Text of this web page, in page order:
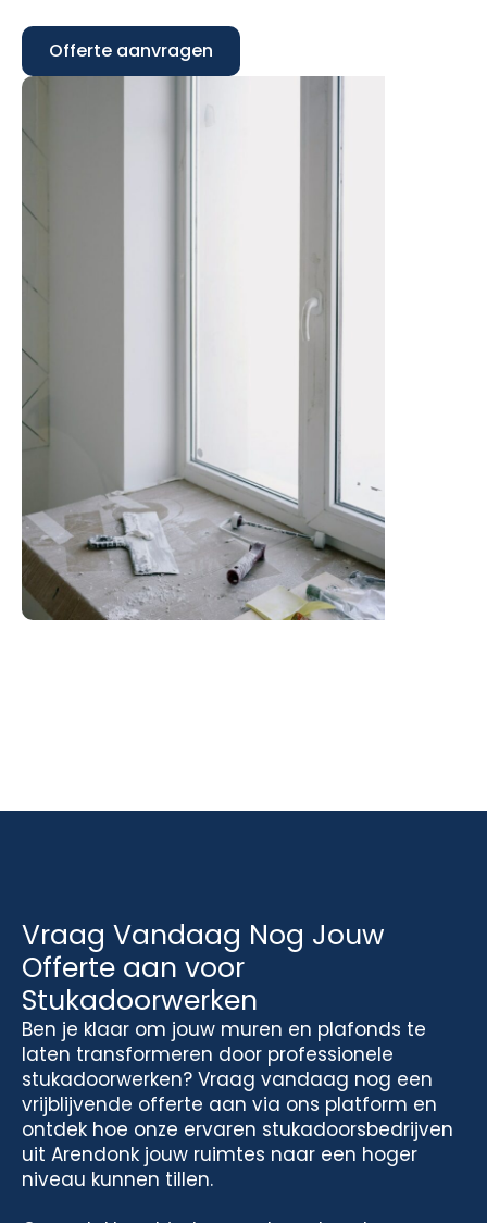
Offerte aanvragen
Vraag Vandaag Nog Jouw
Offerte aan voor
Stukadoorwerken
Ben je klaar om jouw muren en plafonds te
laten transformeren door professionele
stukadoorwerken? Vraag vandaag nog een
vrijblijvende offerte aan via ons platform en
ontdek hoe onze ervaren stukadoorsbedrijven
uit Arendonk jouw ruimtes naar een hoger
niveau kunnen tillen.